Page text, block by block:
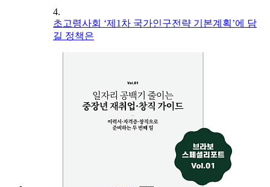
4.
초고령사회 ‘제1차 국가인구전략 기본계획’에 담
길 정책은